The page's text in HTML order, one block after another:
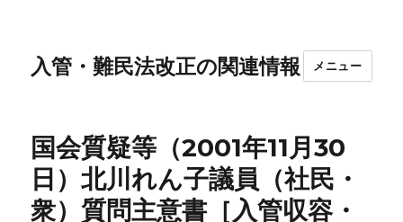
入管・難民法改正の関連情報 メニュー
国会質疑等（2001年11月30
日）北川れん子議員（社民・
衆）質問主意書［入管収容・